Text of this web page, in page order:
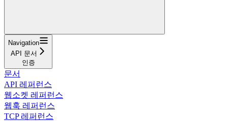
Navigation
API 문서
인증
문서
API 레퍼런스
웹소켓 레퍼런스
웹훅 레퍼런스
TCP 레퍼런스